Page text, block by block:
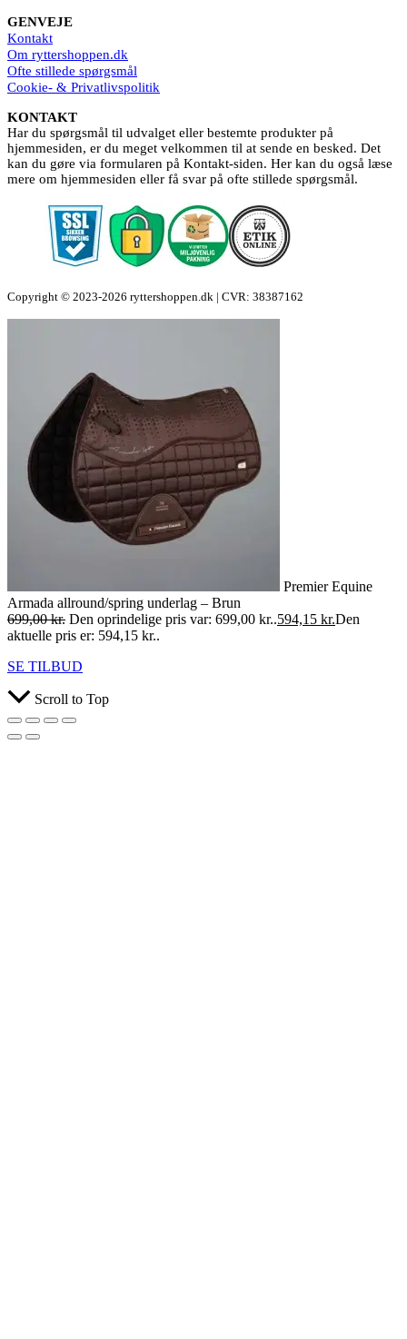
GENVEJE
Kontakt
Om ryttershoppen.dk
Ofte stillede spørgsmål
Cookie- & Privatlivspolitik
KONTAKT
Har du spørgsmål til udvalget eller bestemte produkter på
hjemmesiden, er du meget velkommen til at sende en besked. Det
kan du gøre via formularen på Kontakt-siden. Her kan du også læse
mere om hjemmesiden eller få svar på ofte stillede spørgsmål.
Copyright © 2023-2026 ryttershoppen.dk | CVR: 38387162
Premier Equine
Armada allround/spring underlag – Brun
699,00kr. Den oprindelige pris var: 699,00 kr..594,15 kr.Den
aktuelle pris er: 594,15 kr..
SE TILBUD
Scroll to Top